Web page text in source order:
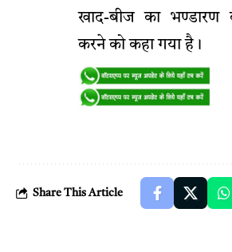
खाद-बीज का भण्डारण
करने को कहा गया है।
Share This Article